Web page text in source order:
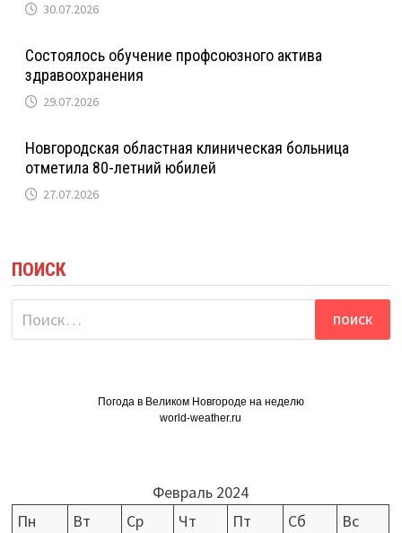
30.07.2026
Состоялось обучение профсоюзного актива
здравоохранения
29.07.2026
Новгородская областная клиническая больница
отметила 80-летний юбилей
27.07.2026
ПОИСК
Найти:
Погода в Великом Новгороде на неделю
world-weather.ru
Февраль 2024
Пн
Вт Ср Чт Пт Сб
Вс